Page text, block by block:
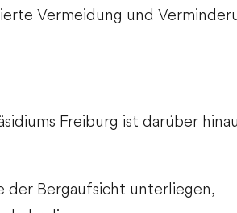
Vermeidung und
Freiburg ist darüber
der Bergaufsicht unterliegen,